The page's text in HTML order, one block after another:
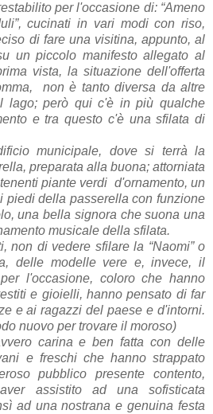
per l'occasione di: “Ameno
cucinati in vari modi con riso,
di fare una visitina, appunto, al
un piccolo manifesto allegato al
vista, la situazione dell'offerta
non è tanto diversa da altre
lago; però qui c'è in più qualche
e tra questo c'è una sfilata di
municipale, dove si terrà la
preparata alla buona; attorniata
piante verdi d'ornamento, un
piedi della passerella con funzione
una bella signora che suona una
musicale della sfilata.
non di vedere sfilare la “Naomi” o
delle modelle vere e, invece, il
l'occasione, coloro che hanno
e gioielli, hanno pensato di far
e ai ragazzi del paese e d'intorni.
nuovo per trovare il moroso)
carina e ben fatta con delle
e freschi che hanno strappato
pubblico presente contento,
assistito ad una sofisticata
ad una nostrana e genuina festa